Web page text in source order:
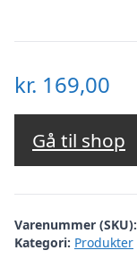
kr. 169,00
Gå til shop
Varenummer (SKU):
Kategori: Produkter